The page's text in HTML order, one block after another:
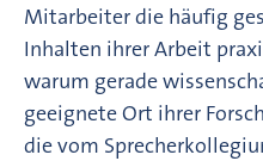
Mitarbeiter die häufig
Inhalten ihrer Arbeit
warum gerade
geeignete Ort ihrer
die vom